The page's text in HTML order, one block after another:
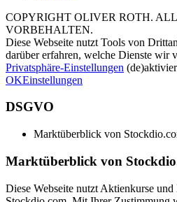
COPYRIGHT OLIVER ROTH.
VORBEHALTEN.
Diese Webseite nutzt Tools von
darüber erfahren, welche Dienste wir
Privatsphäre-Einstellungen
OKEinstellungen
DSGVO
Marktüberblick von
Marktüberblick von
Diese Webseite nutzt Aktienkurse